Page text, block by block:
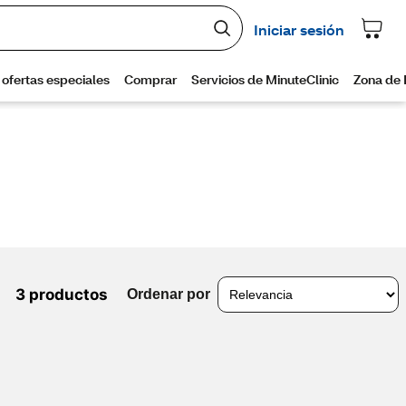
3 productos Ordenar por